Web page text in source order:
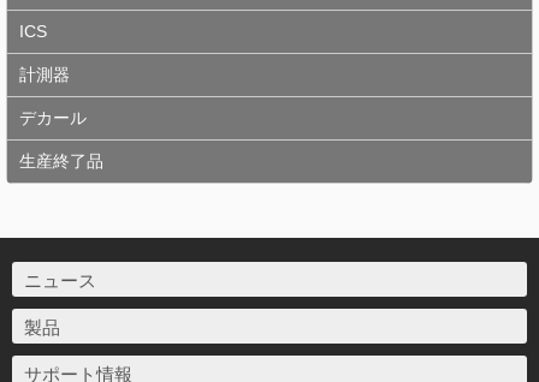
ICS
計測器
デカール
生産終了品
ニュース
製品
サポート情報